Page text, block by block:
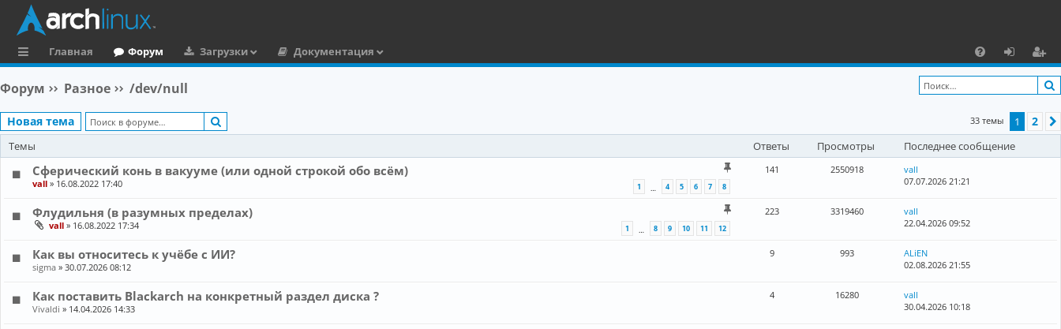
ы
л
к
и
Главная Форум Загрузки
Документация
F
A
Q
х
о
ег
и
ст
Форум Разное /dev/null
Новая тема 33 темы 1 2
Темы Ответы Просмотры Последнее сообщение
Сферический конь в вакууме (или одной строкой обо всём)
vall » 16.08.2022 17:40 1 4 5 6 7 8
141 2550918
vall
07.07.2026 21:21
Флудильня (в разумных пределах)
vall » 16.08.2022 17:34 1 … 8 9 10 11 12
223 3319460
vall
22.04.2026 09:52
Как вы относитесь к учёбе с ИИ?
sigma » 30.07.2026 08:12
9 993
ALiEN
02.08.2026 21:55
Как поставить Blackarch на конкретный раздел диска ?
Vivaldi » 14.04.2026 14:33
4 16280
vall
30.04.2026 10:18